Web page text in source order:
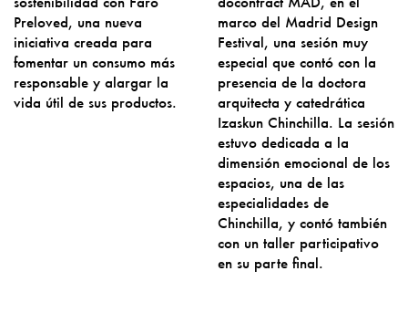
Preloved, una nueva
iniciativa creada para
fomentar un consumo más
responsable y alargar la
vida útil de sus productos.
marco del Madrid Design
Festival, una sesión muy
especial que contó con la
presencia de la doctora
arquitecta y catedrática
Izaskun Chinchilla. La sesión
estuvo dedicada a la
dimensión emocional de los
espacios, una de las
especialidades de
Chinchilla, y contó también
con un taller participativo
en su parte final.